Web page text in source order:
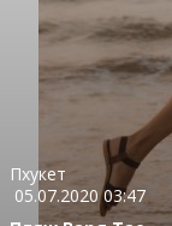
Пхукет
05.07.2020 03:47